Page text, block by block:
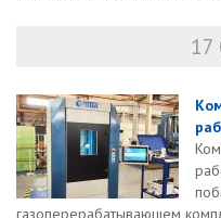
17
газоперерабатывающем